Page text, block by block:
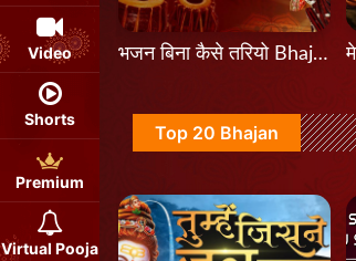
Video
Shorts
Premium
Virtual Pooja
भजन बिना कैसे तरियो Bhajan Bina Kaise Tariyo
Top 20 Bhajan